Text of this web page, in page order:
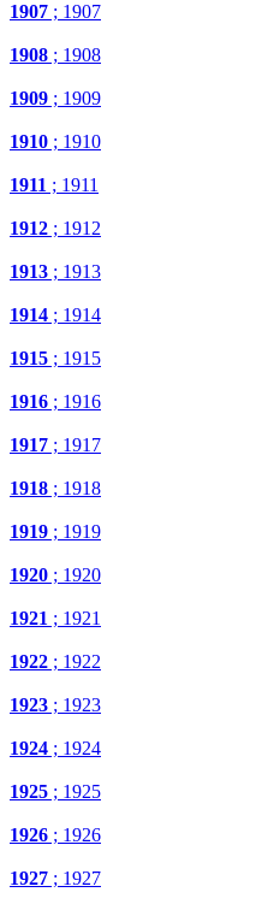
1907 ; 1907
1908 ; 1908
1909 ; 1909
1910 ; 1910
1911 ; 1911
1912 ; 1912
1913 ; 1913
1914 ; 1914
1915 ; 1915
1916 ; 1916
1917 ; 1917
1918 ; 1918
1919 ; 1919
1920 ; 1920
1921 ; 1921
1922 ; 1922
1923 ; 1923
1924 ; 1924
1925 ; 1925
1926 ; 1926
1927 ; 1927